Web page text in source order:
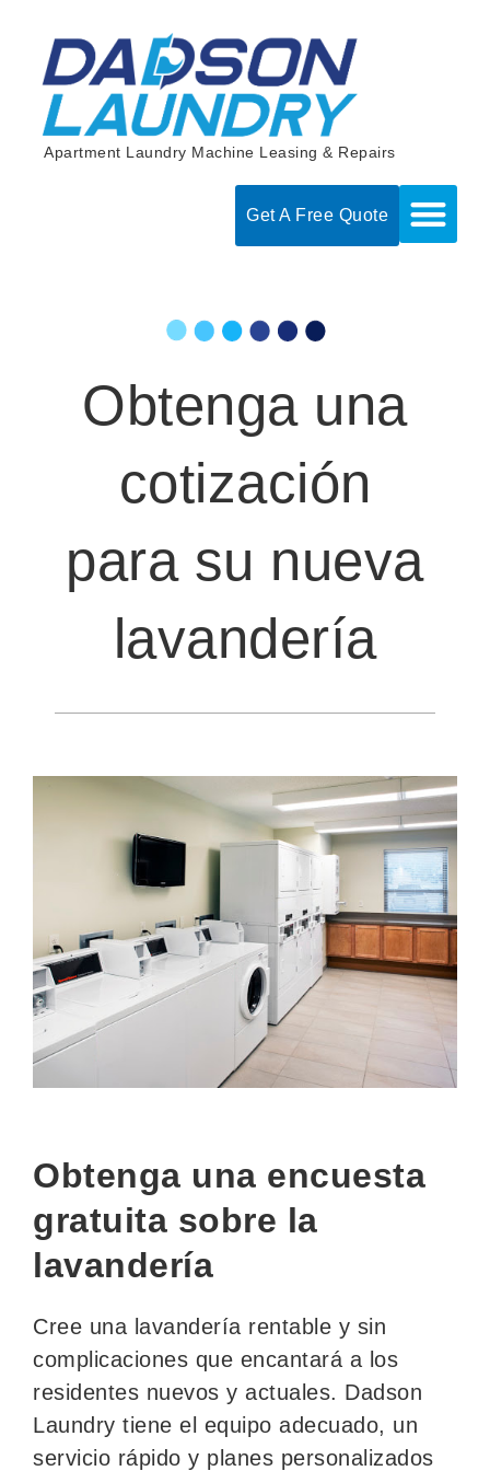
content
Apartment Laundry Machine Leasing & Repairs
Get A Free Quote
Obtenga una
cotización
para su nueva
lavandería
Obtenga una encuesta
gratuita sobre la
lavandería
Cree una lavandería rentable y sin
complicaciones que encantará a los
residentes nuevos y actuales. Dadson
Laundry tiene el equipo adecuado, un
servicio rápido y planes personalizados